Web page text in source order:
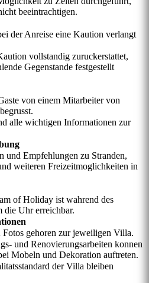
beeintrachtigen.
der Anreise eine Kaution verlangt
vollstandig zuruckerstattet,
Gegenstande festgestellt
von einem Mitarbeiter von
alle wichtigen Informationen zur
und Empfehlungen zu Stranden,
weiteren Freizeitmoglichkeiten in
of Holiday ist wahrend des
die Uhr erreichbar.
gehoren zur jeweiligen Villa.
und Renovierungsarbeiten konnen
Mobeln und Dekoration auftreten.
der Villa bleiben